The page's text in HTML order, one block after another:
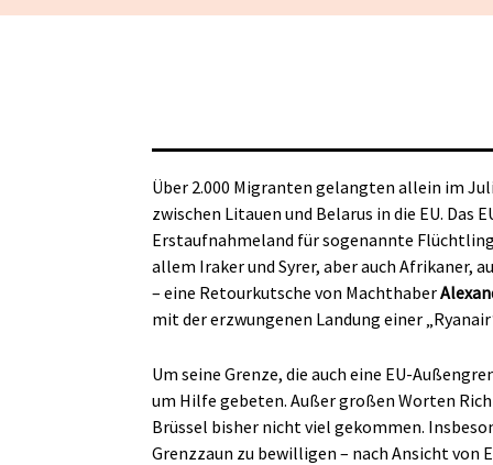
Über 2.000 Migranten gelangten allein im
zwischen Litauen und Belarus in die EU. Das
Erstaufnahmeland für sogenannte
allem Iraker und Syrer, aber auch Afrikaner,
– eine Retourkutsche von Machthaber
mit der erzwungenen Landung einer
Um seine Grenze, die auch eine EU-
um Hilfe gebeten. Außer großen Worten
Brüssel bisher nicht viel gekommen.
Grenzzaun zu bewilligen – nach Ansicht